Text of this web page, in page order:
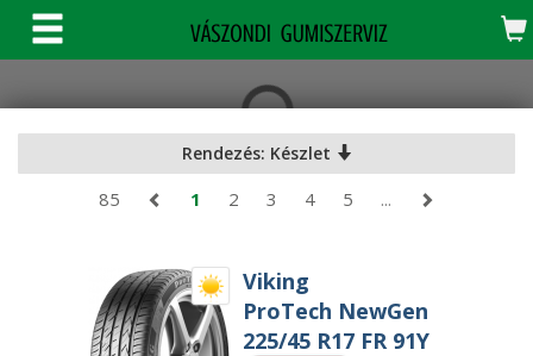
KERESÉS
Rendezés: Készlet
85 1 2 3 4 5 ...
Viking
ProTech NewGen
225/45 R17 FR 91Y